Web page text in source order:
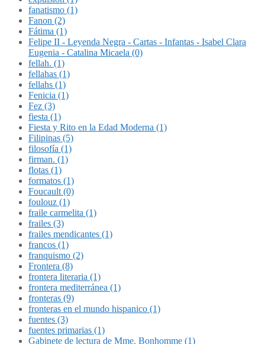
fanatismo (1)
Fanon (2)
Fátima (1)
Felipe II - Leyenda Negra - Cartas - Infantas - Isabel Clara
Eugenia - Catalina Micaela (0)
fellah. (1)
fellahas (1)
fellahs (1)
Fenicia (1)
Fez (3)
fiesta (1)
Fiesta y Rito en la Edad Moderna (1)
Filipinas (5)
filosofía (1)
firman. (1)
flotas (1)
formatos (1)
Foucault (0)
foulouz (1)
fraile carmelita (1)
frailes (3)
frailes mendicantes (1)
francos (1)
franquismo (2)
Frontera (8)
frontera literaria (1)
frontera mediterránea (1)
fronteras (9)
fronteras en el mundo hispanico (1)
fuentes (3)
fuentes primarias (1)
Gabinete de lectura de Mme. Bonhomme (1)